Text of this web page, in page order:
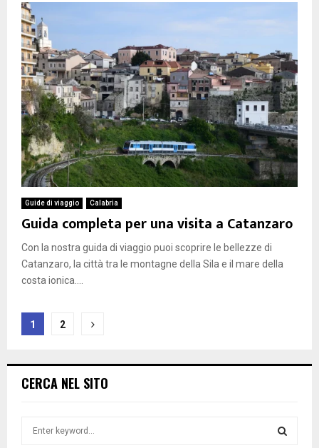
Guide di viaggio Calabria
Guida completa per una visita a Catanzaro
Con la nostra guida di viaggio puoi scoprire le bellezze di
Catanzaro, la città tra le montagne della Sila e il mare della
costa ionica....
Paginazione
articoli
1 2
CERCA NEL SITO